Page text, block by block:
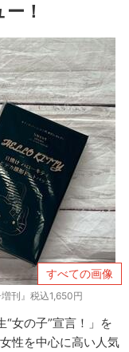
！
すべての画像
刊』税込1,650円
“女の子”宣言！」を
性を中心に高い人気